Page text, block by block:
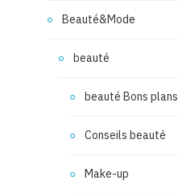
Beauté&Mode
beauté
beauté Bons plans
Conseils beauté
Make-up